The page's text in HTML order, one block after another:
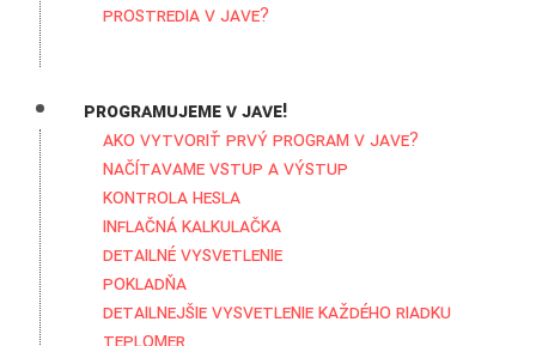
prostredia v Jave?
Programujeme v Jave!
Ako vytvoriť prvý program v Jave?
Načítavame vstup a výstup
Kontrola hesla
Inflačná kalkulačka
Detailné vysvetlenie
Pokladňa
Detailnejšie vysvetlenie každého riadku
Teplomer